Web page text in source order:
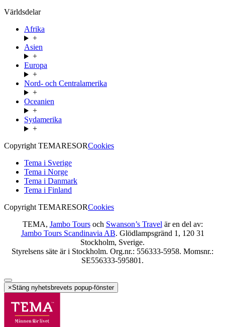
Världsdelar
Afrika
+
Asien
+
Europa
+
Nord- och Centralamerika
+
Oceanien
+
Sydamerika
+
Copyright TEMARESORCookies
Tema i Sverige
Tema i Norge
Tema i Danmark
Tema i Finland
Copyright TEMARESORCookies
TEMA, Jambo Toursoch Swanson’s Travel är en del av:
Jambo Tours Scandinavia AB. Glödlampsgränd 1, 120 31
Stockholm, Sverige.
Styrelsens säte är i Stockholm. Org.nr.: 556333-5958. Momsnr.:
SE556333-595801.
×Stäng nyhetsbrevets popup-fönster